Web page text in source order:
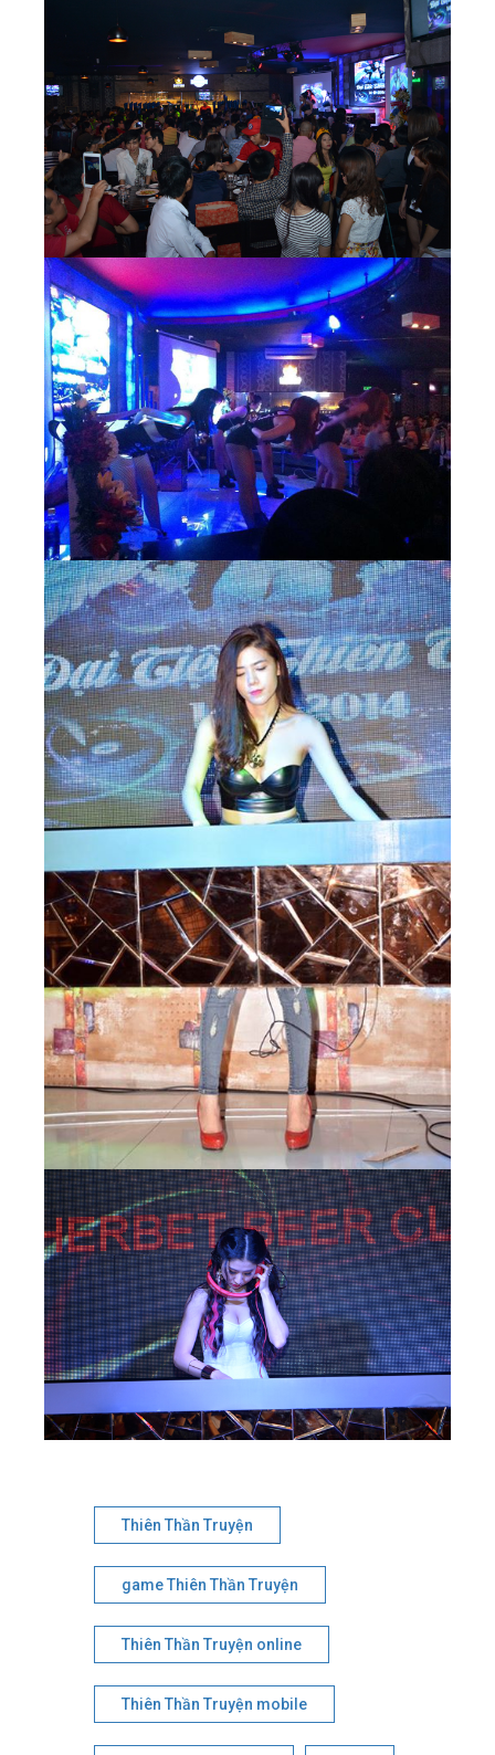
Thiên Thần Truyện
game Thiên Thần Truyện
Thiên Thần Truyện online
Thiên Thần Truyện mobile